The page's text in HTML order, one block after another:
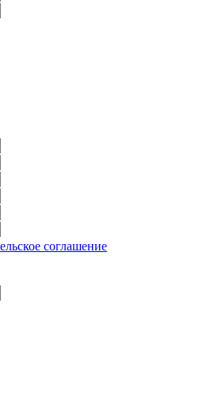
соглашение